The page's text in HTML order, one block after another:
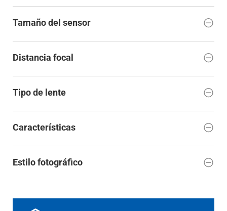
Tamaño del sensor
Distancia focal
Tipo de lente
Características
Estilo fotográfico